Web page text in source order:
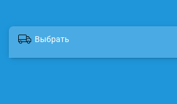
Выбрать